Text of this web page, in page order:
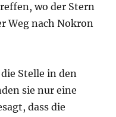
wo der Stern
Weg nach Nokron
Stelle in den
sie nur eine
dass die